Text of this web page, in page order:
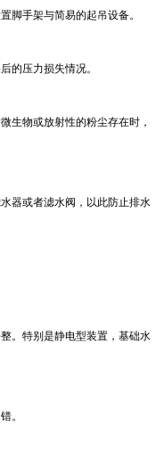
脚手架与简易的起吊设备。
的压力损失情况。
生物或放射性的粉尘存在时，
器或者滤水阀，以此防止排水
。特别是静电型装置，基础水
。